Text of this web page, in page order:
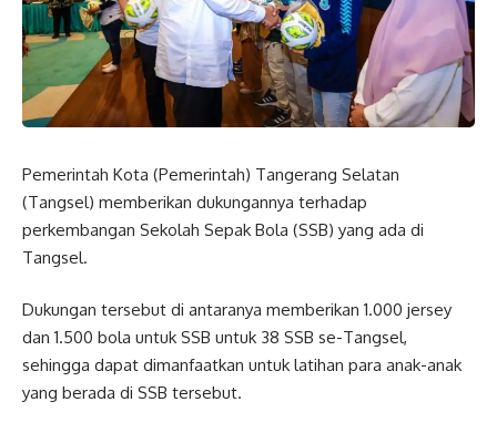
Pemerintah Kota (Pemerintah) Tangerang Selatan
(Tangsel) memberikan dukungannya terhadap
perkembangan Sekolah Sepak Bola (SSB) yang ada di
Tangsel.
Dukungan tersebut di antaranya memberikan 1.000 jersey
dan 1.500 bola untuk SSB untuk 38 SSB se-Tangsel,
sehingga dapat dimanfaatkan untuk latihan para anak-anak
yang berada di SSB tersebut.